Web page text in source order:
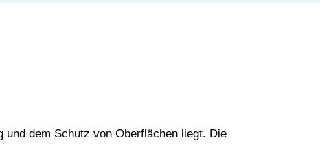
und dem Schutz von Oberflächen liegt. Die